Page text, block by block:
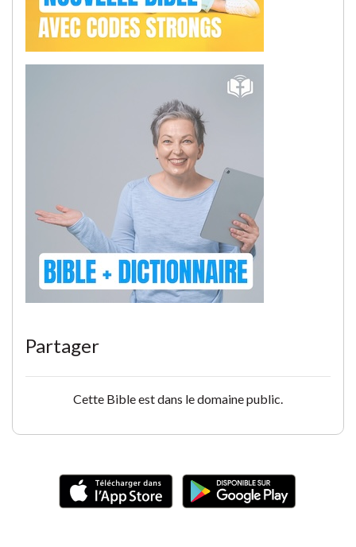
Partager
Cette Bible est dans le domaine public.